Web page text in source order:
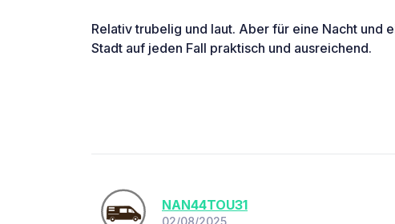
Relativ trubelig und laut. Aber für eine Nacht und
Stadt auf jeden Fall praktisch und ausreichend.
NAN44TOU31
02/08/2025